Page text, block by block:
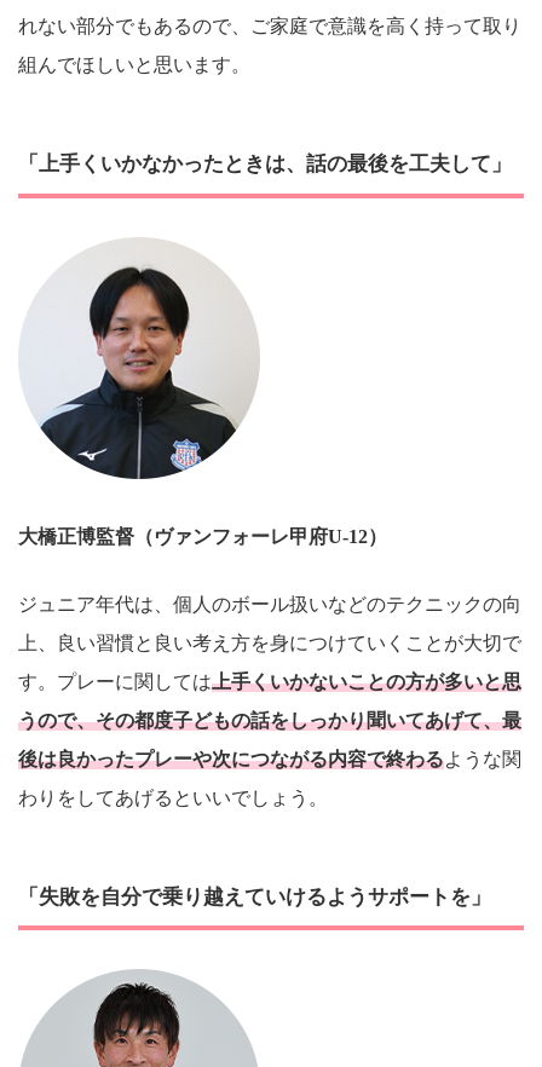
れない部分でもあるので、ご家庭で意識を高く持って取り
組んでほしいと思います。
「上手くいかなかったときは、話の最後を工夫して」
大橋正博監督（ヴァンフォーレ甲府U-12）
ジュニア年代は、個人のボール扱いなどのテクニックの向
上、良い習慣と良い考え方を身につけていくことが大切で
す。プレーに関しては上手くいかないことの方が多いと思
うので、その都度子どもの話をしっかり聞いてあげて、最
後は良かったプレーや次につながる内容で終わるような関
わりをしてあげるといいでしょう。
「失敗を自分で乗り越えていけるようサポートを」